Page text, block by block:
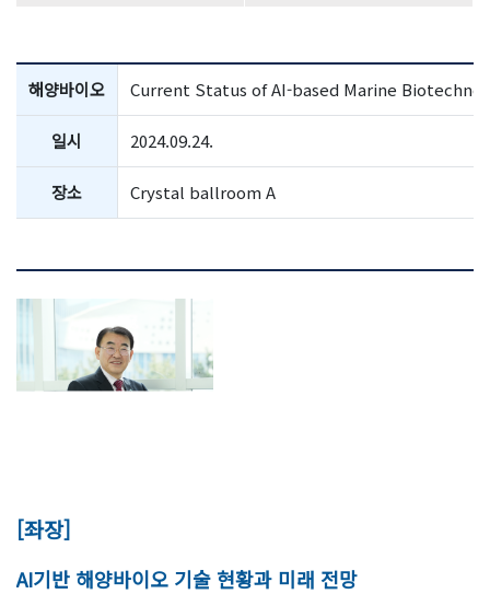
해양바이오 Current Status of AI-based Marine
일시 2024.09.24.
장소 Crystal ballroom A
[좌장]
AI기반 해양바이오 기술 현황과 미래 전망